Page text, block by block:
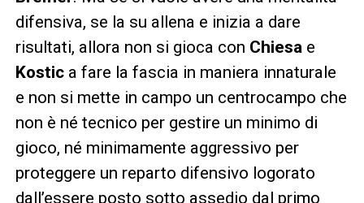
difensiva, se la su allena e inizia a dare
risultati, allora non si gioca con Chiesa e
Kostica fare la fascia in maniera innaturale
e non si mette in campo un centrocampo che
non è né tecnico per gestire un minimo di
gioco, né minimamente aggressivo per
proteggere un reparto difensivo logorato
dall’essere posto sotto assedio dal primo